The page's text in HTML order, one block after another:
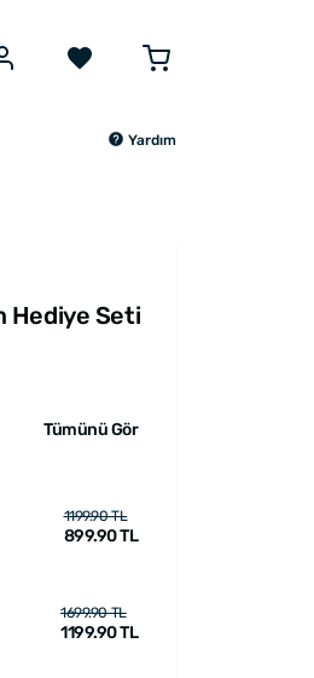
Yardım
Hediye Seti
Tümünü Gör
1199.90 TL
899.90 TL
1699.90 TL
1199.90 TL